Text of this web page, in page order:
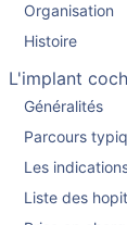
Organisation
Histoire
L'implant
Généralités
Parcours
Les
Liste des